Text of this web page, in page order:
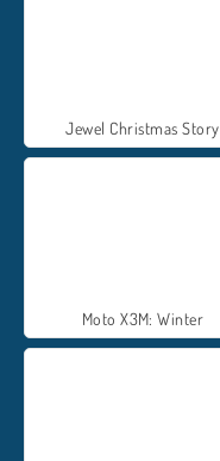
Jewel Christmas Story
Moto X3M: Winter